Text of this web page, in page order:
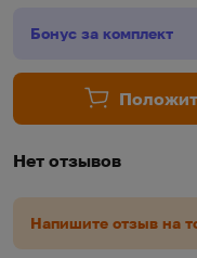
Бонус за комплект
Нет отзывов
Напишите отзыв на